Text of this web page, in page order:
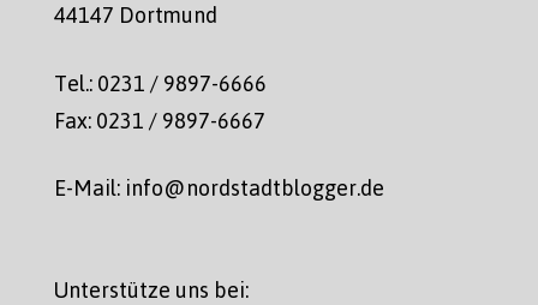
44147 Dortmund
Tel.: 0231 / 9897-6666
Fax: 0231 / 9897-6667
E-Mail: info@nordstadtblogger.de
Unterstütze uns bei: